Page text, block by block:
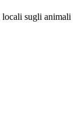
sugli animali